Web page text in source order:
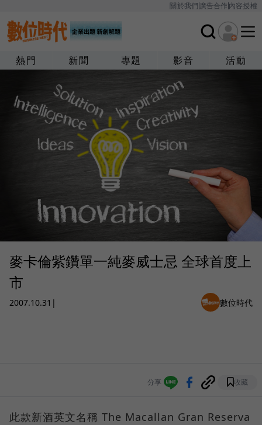
關於我們廣告合作內容授權
熱門 新聞 專題 影音 活動
麥卡倫紫鑽單一純麥威士忌 全球首度上
市
2007.10.31 | 數位時代
分享 收藏
此款新酒英文名稱 The Macallan Gran Reserva